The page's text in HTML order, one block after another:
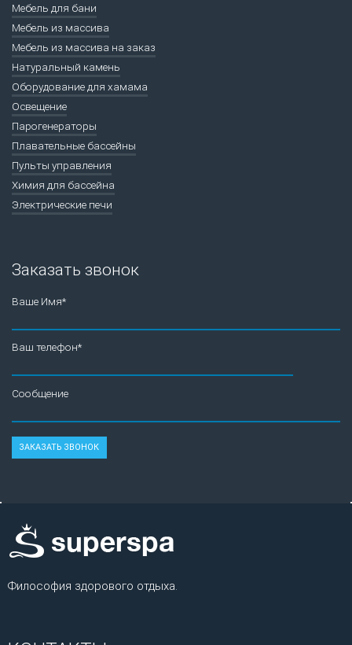
Мебель для бани
Мебель из массива
Мебель из массива на заказ
Натуральный камень
Оборудование для хамама
Освещение
Парогенераторы
Плавательные бассейны
Пульты управления
Химия для бассейна
Электрические печи
Заказать звонок
Ваше Имя*
Ваш телефон*
Сообщение
Философия здорового отдыха.